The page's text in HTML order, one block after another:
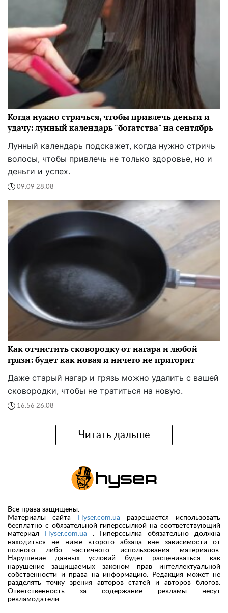
Когда нужно стричься, чтобы привлечь деньги и
удачу: лунный календарь "богатства" на сентябрь
Лунный календарь подскажет, когда нужно стричь
волосы, чтобы привлечь не только здоровье, но и
деньги и успех.
09:09 28.08
Как отчистить сковородку от нагара и любой
грязи: будет как новая и ничего не пригорит
Даже старый нагар и грязь можно удалить с вашей
сковородки, чтобы не тратиться на новую.
16:56 26.08
Читать дальше
Все права защищены.
Материалы сайта
Hyser.com.ua разрешается использовать
бесплатно с обязательной гиперссылкой на соответствующий
материал
Hyser.com.ua . Гиперссылка обязательно должна
находиться не ниже второго абзаца вне зависимости от
полного либо частичного использования материалов.
Нарушение данных условий будет расцениваться как
нарушение защищаемых законом прав интеллектуальной
собственности и права на информацию. Редакция может не
разделять точку зрения авторов статей и авторов блогов.
Ответственность за содержание рекламы несут
рекламодатели.